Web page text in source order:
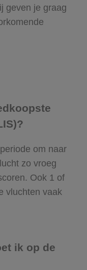
geven je graag
om naar
zo vroeg
Ook 1 of
vluchten vaak
ik op de